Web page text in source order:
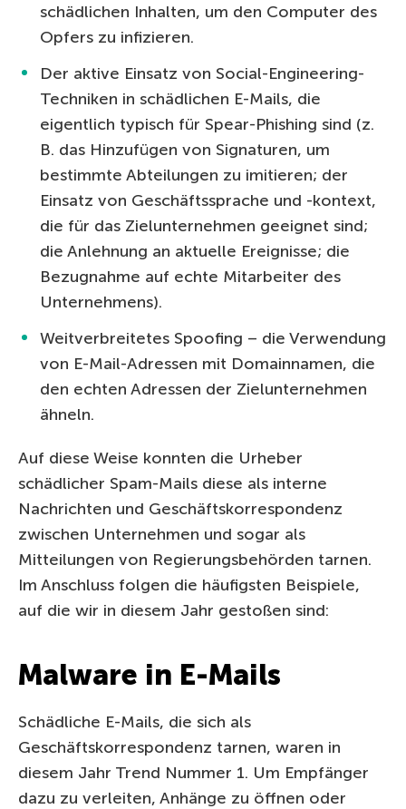
schädlichen Inhalten, um den Computer des
Opfers zu infizieren.
Der aktive Einsatz von Social-Engineering-
Techniken in schädlichen E-Mails, die
eigentlich typisch für Spear-Phishing sind (z.
B. das Hinzufügen von Signaturen, um
bestimmte Abteilungen zu imitieren; der
Einsatz von Geschäftssprache und -kontext,
die für das Zielunternehmen geeignet sind;
die Anlehnung an aktuelle Ereignisse; die
Bezugnahme auf echte Mitarbeiter des
Unternehmens).
Weitverbreitetes Spoofing – die Verwendung
von E-Mail-Adressen mit Domainnamen, die
den echten Adressen der Zielunternehmen
ähneln.
Auf diese Weise konnten die Urheber
schädlicher Spam-Mails diese als interne
Nachrichten und Geschäftskorrespondenz
zwischen Unternehmen und sogar als
Mitteilungen von Regierungsbehörden tarnen.
Im Anschluss folgen die häufigsten Beispiele,
auf die wir in diesem Jahr gestoßen sind:
Malware in E-Mails
Schädliche E-Mails, die sich als
Geschäftskorrespondenz tarnen, waren in
diesem Jahr Trend Nummer 1. Um Empfänger
dazu zu verleiten, Anhänge zu öffnen oder